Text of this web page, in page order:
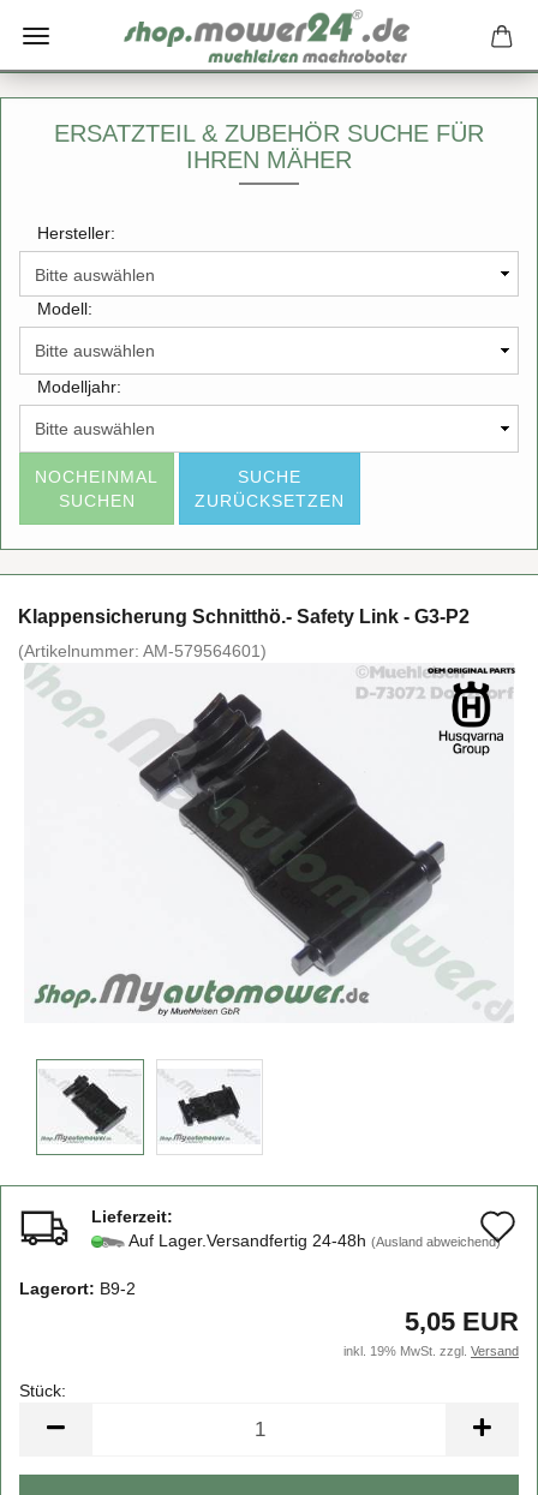
ERSATZTEIL & ZUBEHÖR SUCHE FÜR
IHREN MÄHER
Hersteller:
Modell:
Modelljahr:
NOCHEINMAL
SUCHEN
SUCHE
ZURÜCKSETZEN
Klap­pen­si­che­rung Schnitt­hö.- Safe­ty Link - G3-P2
(Ar­ti­kel­num­mer: AM-​579564601)
Lieferzeit:
Auf Lager.Versandfertig 24-48h (Ausland abweichend)
Lagerort: B9-2
5,05 EUR
inkl. 19% MwSt. zzgl. Versand
Stück: